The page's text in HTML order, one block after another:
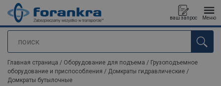
поиск
ваш запрос Меню
Продукт добавлен в ваш запрос
Главная страница / Оборудование для подъема / Грузоподъемное
оборудование и приспособления / Домкраты гидравлические /
Домкраты бутылочные